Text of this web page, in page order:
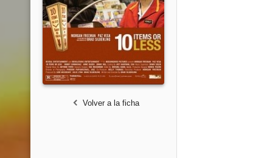
Volver a la ficha